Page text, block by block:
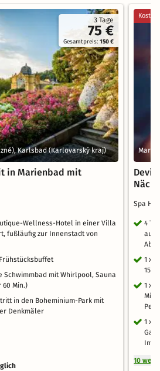
3 Tage
75 €
Gesamtpreis:150 €
Karlsbad (Karlovarský kraj)
in Marienbad mit
Wellness-Hotel in einer Villa
fußläufig zur Innenstadt von
Schwimmbad mit Whirlpool, Sauna
60 Min.)
in den Boheminium-Park mit
Denkmäler
Spa
4
auf
1 x
1 x
1 x
10